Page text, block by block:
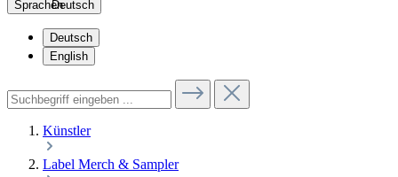
Deutsch
Deutsch
English
Künstler
Label Merch & Sampler